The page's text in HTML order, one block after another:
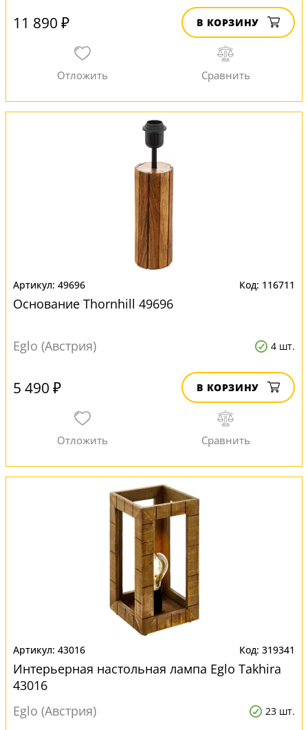
11 890 ₽ В КОРЗИНУ
49696 116711
Основание Thornhill 49696
Eglo (Австрия) 4 шт.
5 490 ₽ В КОРЗИНУ
43016 319341
Интерьерная настольная лампа Eglo Takhira
43016
Eglo (Австрия)
23 шт.